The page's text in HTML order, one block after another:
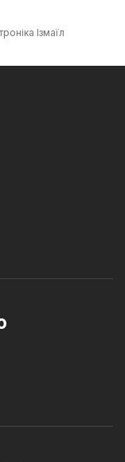
Ізмаїл